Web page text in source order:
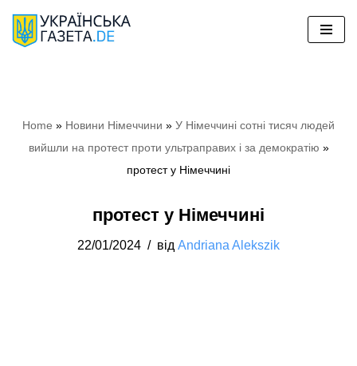
Перейти
Home » Новини Німеччини » У Німеччині сотні тисяч людей
вийшли на протест проти ультраправих і за демократію »
протест у Німеччині
протест у Німеччині
22/01/2024 від Andriana Alekszik